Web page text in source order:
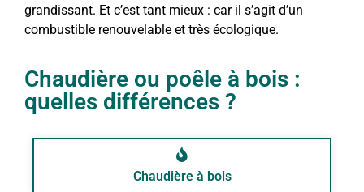
grandissant. Et c’est tant mieux : car il s’agit d’un
combustible renouvelable et très écologique.
Chaudière ou poêle à bois :
quelles différences ?
Chaudière à bois